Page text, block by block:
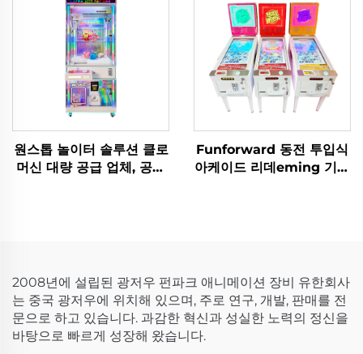
원스톱 놀이터 솔루션 클로
머신 대량 공급 업체, 공장
Funforward 동전 투입식
아케이드 리데eming 기계
2008년에 설립된 광저우 펀파크 애니메이션 장비 유한회사
는 중국 광저우에 위치해 있으며, 주로 연구, 개발, 판매를 전
문으로 하고 있습니다. 과감한 혁신과 성실한 노력의 정신을
바탕으로 빠르게 성장해 왔습니다.